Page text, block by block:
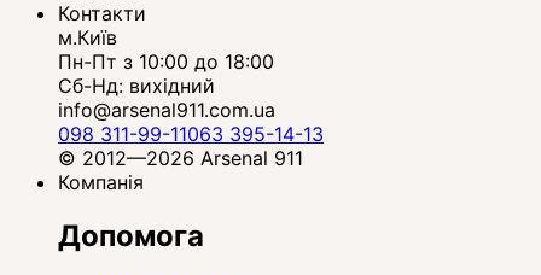
Контакти
м.Київ
Пн-Пт з 10:00 до 18:00
Сб-Нд: вихідний
info@arsenal911.com.ua
098 311-99-11063 395-14-13
© 2012—2026 Arsenal 911
Компанія
Допомога